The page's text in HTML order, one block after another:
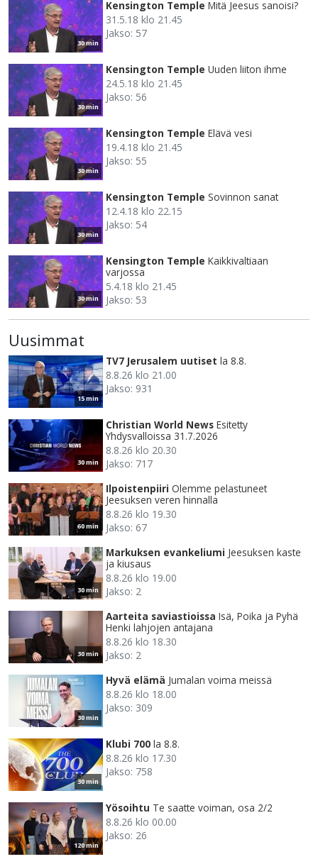
30 min
Kensington Temple Mitä Jeesus sanoisi?
31.5.18 klo 21.45
Jakso: 57
30 min
Kensington Temple Uuden liiton ihme
24.5.18 klo 21.45
Jakso: 56
30 min
Kensington Temple Elävä vesi
19.4.18 klo 21.45
Jakso: 55
30 min
Kensington Temple Sovinnon sanat
12.4.18 klo 22.15
Jakso: 54
30 min
Kensington Temple Kaikkivaltiaan
varjossa
5.4.18 klo 21.45
Jakso: 53
Uusimmat
15 min
TV7 Jerusalem uutiset la 8.8.
8.8.26 klo 21.00
Jakso: 931
30 min
Christian World News Esitetty
Yhdysvalloissa 31.7.2026
8.8.26 klo 20.30
Jakso: 717
60 min
Ilpoistenpiiri Olemme pelastuneet
Jeesuksen veren hinnalla
8.8.26 klo 19.30
Jakso: 67
30 min
Markuksen evankeliumi Jeesuksen kaste
ja kiusaus
8.8.26 klo 19.00
Jakso: 2
30 min
Aarteita saviastioissa Isä, Poika ja Pyhä
Henki lahjojen antajana
8.8.26 klo 18.30
Jakso: 2
30 min
Hyvä elämä Jumalan voima meissä
8.8.26 klo 18.00
Jakso: 309
30 min
Klubi 700 la 8.8.
8.8.26 klo 17.30
Jakso: 758
120 min
Yösoihtu Te saatte voiman, osa 2/2
8.8.26 klo 00.00
Jakso: 26